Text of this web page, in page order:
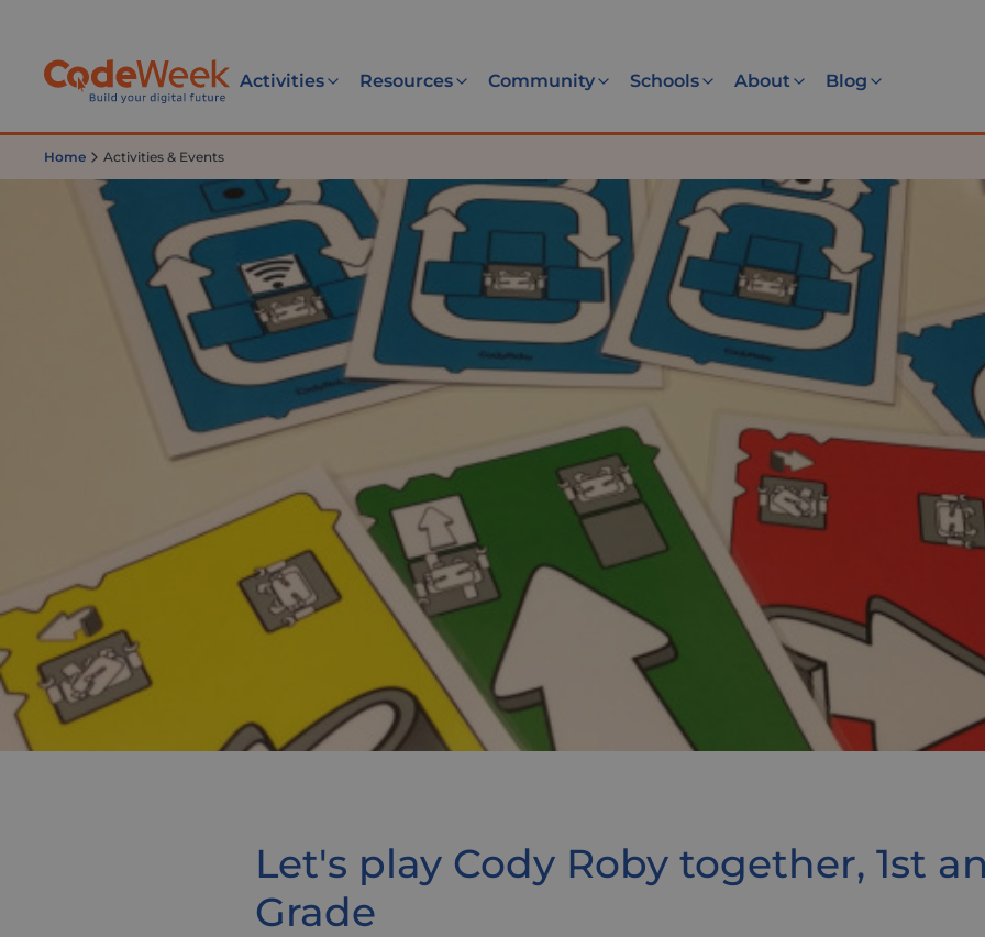
Activities Resources Community Schools About Blog
Home Activities & Events
Let's play Cody Roby together, 1st
Grade